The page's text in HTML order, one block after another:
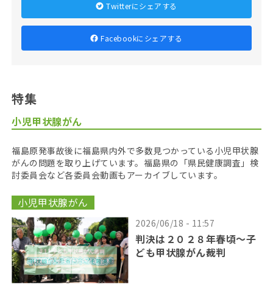
Twitterにシェアする
Facebookにシェアする
特集
小児甲状腺がん
福島原発事故後に福島県内外で多数見つかっている小児甲状腺
がんの問題を取り上げています。福島県の「県民健康調査」検
討委員会など各委員会動画もアーカイブしています。
小児甲状腺がん
2026/06/18 - 11:57
判決は２０２８年春頃〜子
ども甲状腺がん裁判